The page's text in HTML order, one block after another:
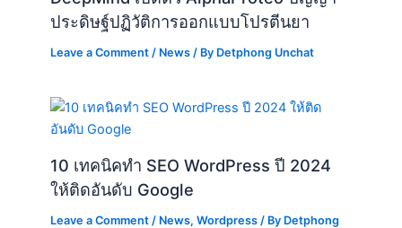
ประดิษฐ์ปฏิวัติการออกแบบโปรตีนยา
Leave a Comment / News / By Detphong Unchat
10 เทคนิคทำ SEO WordPress ปี 2024
ให้ติดอันดับ Google
Leave a Comment / News,Wordpress / By Detphong